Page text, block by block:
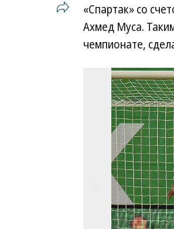
«Спартак» со
Ахмед Муса.
чемпионате,